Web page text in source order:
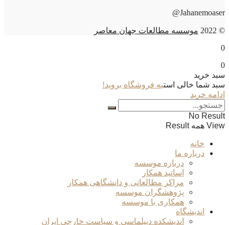
Jahanemoaser@
© 2022
موسسه مطالعات جهان معاصر
0
0
سبد خرید
سبد شما خالی استبه فروشگاه بروید!
ادامه خرید
No Result
View همه Result
خانه
درباره ما
درباره موسسه
اساتید همکار
مراکز مطالعاتی و دانشگاهی همکار
پژوهشگران موسسه
همکاری با موسسه
اندیشگاه
اندیشکده دیپلماسی و سیاست خارجی ایران